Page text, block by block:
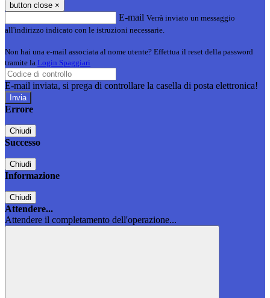
button close ×
E-mail Verrà inviato un messaggio
all'indirizzo indicato con le istruzioni necessarie.
Non hai una e-mail associata al nome utente? Effettua il reset della password
tramite la Login Spaggiari
E-mail inviata, si prega di controllare la casella di posta elettronica!
Errore
Chiudi
Successo
Chiudi
Informazione
Chiudi
Attendere...
Attendere il completamento dell'operazione...